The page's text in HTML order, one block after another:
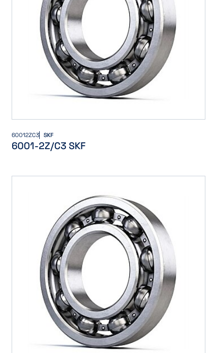
60012ZC3 SKF
6001-2Z/C3 SKF